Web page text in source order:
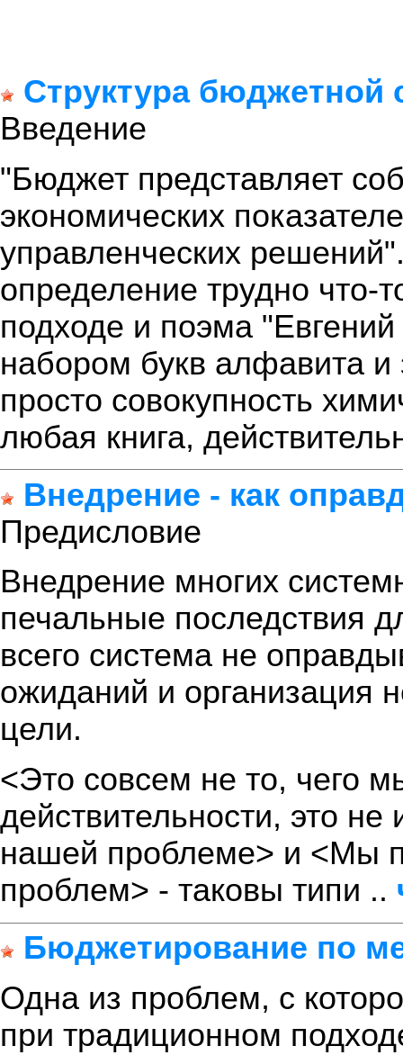
Структура бюджетной
Введение
"Бюджет представляет
экономических
управленческих
определение трудно что-
подходе и поэма
набором букв алфавита и
просто совокупность
любая книга,
Внедрение - как
Предисловие
Внедрение многих
печальные последствия
всего система не
ожиданий и организация
цели.
<Это совсем не то, чего
действительности, это
нашей проблеме> и <Мы
проблем> - таковы типи ..
Бюджетирование по
Одна из проблем, с
при традиционном